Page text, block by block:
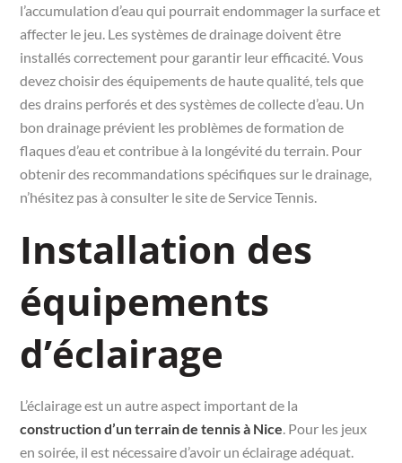
l’accumulation d’eau qui pourrait endommager la surface et
affecter le jeu. Les systèmes de drainage doivent être
installés correctement pour garantir leur efficacité. Vous
devez choisir des équipements de haute qualité, tels que
des drains perforés et des systèmes de collecte d’eau. Un
bon drainage prévient les problèmes de formation de
flaques d’eau et contribue à la longévité du terrain. Pour
obtenir des recommandations spécifiques sur le drainage,
n’hésitez pas à consulter le site de Service Tennis.
Installation des
équipements
d’éclairage
L’éclairage est un autre aspect important de la
construction d’un terrain de tennis à Nice. Pour les jeux
en soirée, il est nécessaire d’avoir un éclairage adéquat.